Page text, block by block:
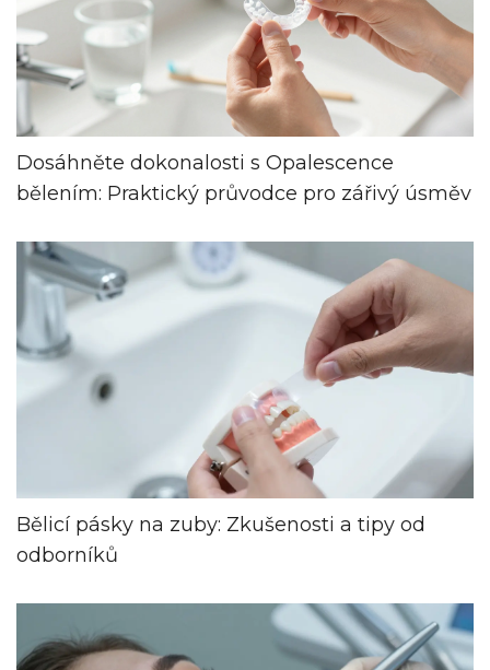
Dosáhněte dokonalosti s Opalescence
bělením: Praktický průvodce pro zářivý úsměv
Bělicí pásky na zuby: Zkušenosti a tipy od
odborníků